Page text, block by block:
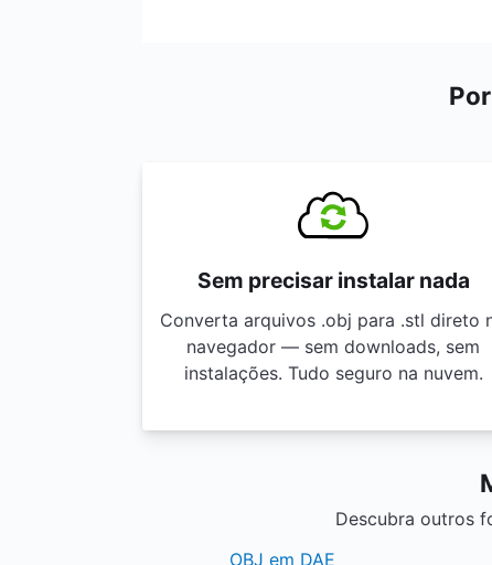
Sem precisar instalar nada
Converta arquivos .obj para .stl direto
navegador — sem downloads, sem
instalações. Tudo seguro na nuvem.
Descubra outros
OBJ em DAE